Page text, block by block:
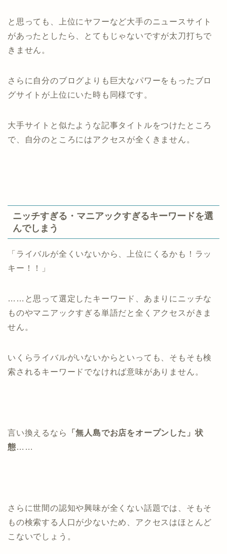
と思っても、上位にヤフーなど大手のニュースサイト
があったとしたら、とてもじゃないですが太刀打ちで
きません。
さらに自分のブログよりも巨大なパワーをもったブロ
グサイトが上位にいた時も同様です。
大手サイトと似たような記事タイトルをつけたところ
で、自分のところにはアクセスが全くきません。
ニッチすぎる・マニアックすぎるキーワードを選
んでしまう
「ライバルが全くいないから、上位にくるかも！ラッ
キー！！」
……と思って選定したキーワード、あまりにニッチな
ものやマニアックすぎる単語だと全くアクセスがきま
せん。
いくらライバルがいないからといっても、そもそも検
索されるキーワードでなければ意味がありません。
言い換えるなら
「無人島でお店をオープンした」状
態……
さらに世間の認知や興味が全くない話題では、そもそ
もの検索する人口が少ないため、アクセスはほとんど
こないでしょう。